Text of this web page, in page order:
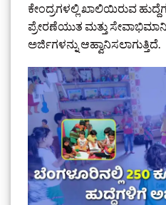
ಕೇಂದ್ರಗಳಲ್ಲಿ ಖಾಲಿಯಿರುವ
ಪ್ರೇರಣೆಯುತ ಮತ್ತು
ಅರ್ಜಿಗಳನ್ನು ಆಹ್ವಾನಿಸಲಾಗುತ್ತಿದೆ.